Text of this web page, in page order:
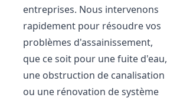
entreprises. Nous intervenons
rapidement pour résoudre vos
problèmes d'assainissement,
que ce soit pour une fuite d'eau,
une obstruction de canalisation
ou une rénovation de système